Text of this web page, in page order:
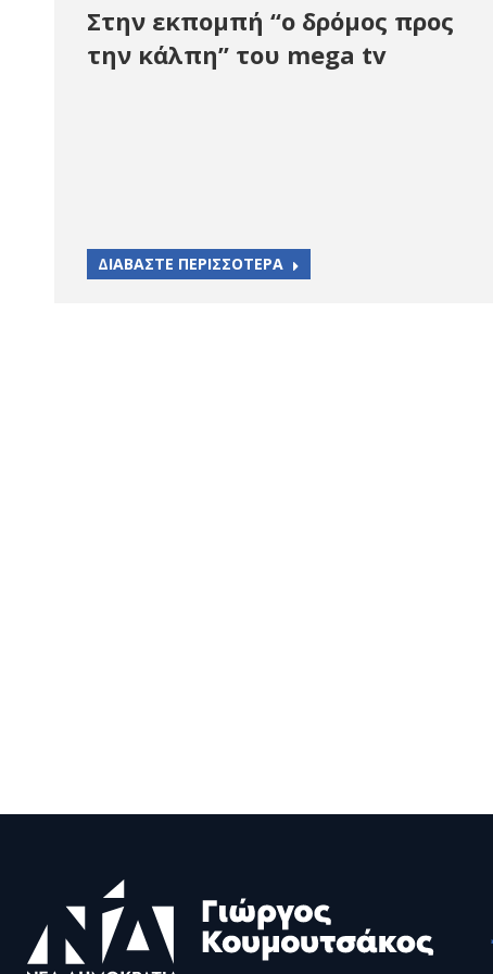
Στην εκπομπή “ο δρόμος προς
την κάλπη” του mega tv
ΔΙΑΒΑΣΤΕ ΠΕΡΙΣΣΟΤΕΡΑ